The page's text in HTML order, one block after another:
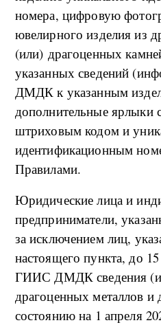
номера, цифровую
ювелирного изделия из
(или) драгоценных
указанных сведений
ДМДК к указанным
дополнительные ярлыки
штриховым кодом и
идентификационным
Правилами.
Юридические лица и
предприниматели,
за исключением лиц,
настоящего пункта, до
ГИИС ДМДК сведения
драгоценных металлов
состоянию на 1 апреля